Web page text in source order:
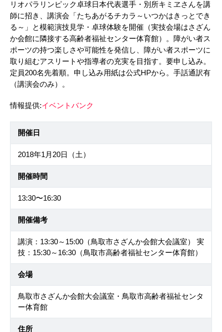
リオパラリンピック卓球日本代表選手・別所キミヱさんを講
師に招き、講演会「たちあがるチカラ～いつかはきっとでき
る～」と模範演技見学・卓球体験を開催（実技会場はさざん
か会館に隣接する高齢者福祉センター体育館）。障がい者ス
ポーツの持つ楽しさや可能性を発信し、障がい者スポーツに
取り組むアスリートや指導者の充実を目指す。要申し込み。
定員200名先着順。申し込み用紙は公式HPから。手話通訳有
（講演会のみ）。
情報提供:イベントバンク
開催日
2018年1月20日（土）
開催時間
13:30〜16:30
開催備考
講演：13:30～15:00（鳥取市さざんか会館大会議室） 実
技：15:30～16:30（鳥取市高齢者福祉センター体育館）
会場
鳥取市さざんか会館大会議室・鳥取市高齢者福祉センタ
ー体育館
住所